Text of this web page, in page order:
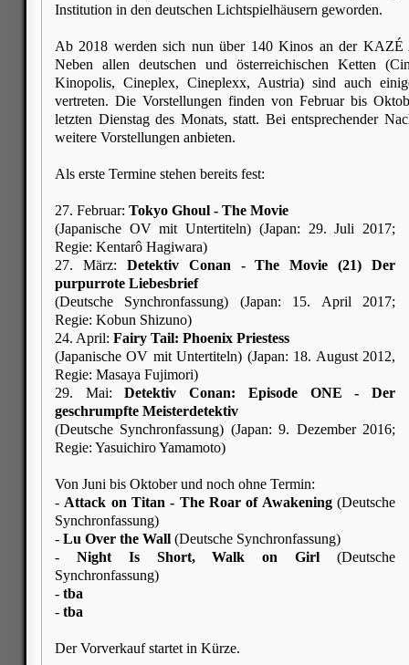
Institution in den deutschen Lichtspielhäusern geworden.
Ab 2018 werden sich nun über 140 Kinos an der KAZÉ
Neben allen deutschen und österreichischen Ketten
Kinopolis, Cineplex, Cineplexx, Austria) sind auch
vertreten. Die Vorstellungen finden von Februar bis
letzten Dienstag des Monats, statt. Bei entsprechender
weitere Vorstellungen anbieten.
Als erste Termine stehen bereits fest:
27. Februar: Tokyo Ghoul - The Movie
(Japanische OV mit Untertiteln) (Japan: 29. Juli 2017;
Regie: Kentarô Hagiwara)
27. März: Detektiv Conan - The Movie (21) Der
purpurrote Liebesbrief
(Deutsche Synchronfassung) (Japan: 15. April 2017;
Regie: Kobun Shizuno)
24. April: Fairy Tail: Phoenix Priestess
(Japanische OV mit Untertiteln) (Japan: 18. August 2012,
Regie: Masaya Fujimori)
29. Mai:Detektiv Conan: Episode ONE - Der
geschrumpfte Meisterdetektiv
(Deutsche Synchronfassung) (Japan: 9. Dezember 2016;
Regie: Yasuichiro Yamamoto)
Von Juni bis Oktober und noch ohne Termin:
- Attack on Titan - The Roar of Awakening(Deutsche
Synchronfassung)
- Lu Over the Wall (Deutsche Synchronfassung)
- Night Is Short, Walk on Girl (Deutsche
Synchronfassung)
- tba
- tba
Der Vorverkauf startet in Kürze.